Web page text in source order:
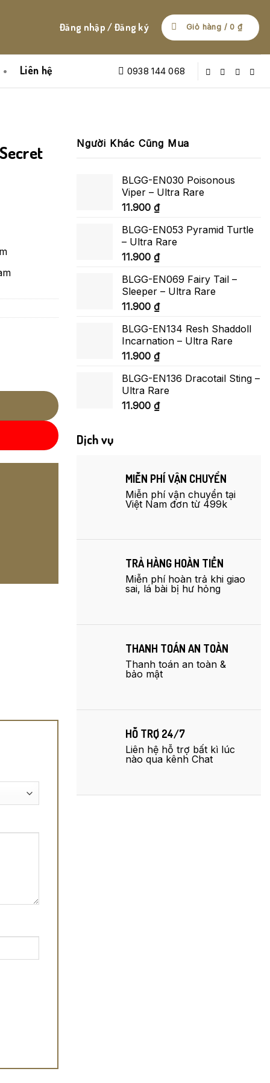
Đăng nhập / Đăng ký Giỏ hàng /0₫
Liên hệ 0938 144 068
Người Khác Cũng Mua
BLGG-EN030 Poisonous
Viper – Ultra Rare
11.900 ₫
BLGG-EN053 Pyramid Turtle
– Ultra Rare
11.900 ₫
BLGG-EN069 Fairy Tail –
Sleeper – Ultra Rare
11.900 ₫
BLGG-EN134 Resh Shaddoll
Incarnation – Ultra Rare
11.900 ₫
BLGG-EN136 Dracotail Sting –
Ultra Rare
11.900 ₫
Dịch vụ
MIỄN PHÍ VẬN CHUYỂN
Miễn phí vận chuyển tại
Việt Nam đơn từ 499k
TRẢ HÀNG HOÀN TIỀN
Miễn phí hoàn trả khi giao
sai, lá bài bị hư hỏng
THANH TOÁN AN TOÀN
Thanh toán an toàn &
bảo mật
HỖ TRỢ 24/7
Liên hệ hỗ trợ bất kì lúc
nào qua kênh Chat